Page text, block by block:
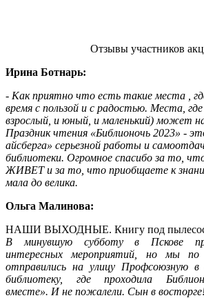
Отзывы участников
Ирина Ботнарь:
- Как приятно что есть такие места ,
время с пользой и с радостью. Места,
взрослый, и юный, и маленький) может
Праздник чтения «Библионочь 2023» -
айсберга» серьезной работы и
библиотеки. Огромное спасибо за то,
ЖИВЕТ и за то, что приобщаете к
мала до велика.
Ольга Малинова:
НАШИ ВЫХОДНЫЕ. Книгу под
В минувшую субботу в Пскове
интересных мероприятий, но мы
отправились на улицу Профсоюзную
библиотеку, где проходила
вместе». И не пожалели. Сын в